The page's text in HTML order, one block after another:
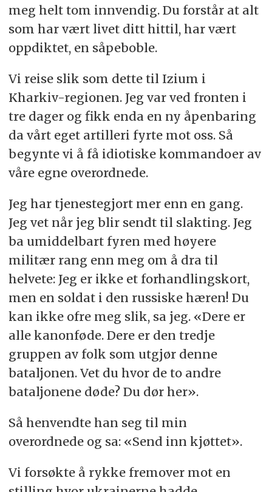
meg helt tom innvendig. Du forstår at alt
som har vært livet ditt hittil, har vært
oppdiktet, en såpeboble.
Vi reise slik som dette til Izium i
Kharkiv-regionen. Jeg var ved fronten i
tre dager og fikk enda en ny åpenbaring
da vårt eget artilleri fyrte mot oss. Så
begynte vi å få idiotiske kommandoer av
våre egne overordnede.
Jeg har tjenestegjort mer enn en gang.
Jeg vet når jeg blir sendt til slakting. Jeg
ba umiddelbart fyren med høyere
militær rang enn meg om å dra til
helvete: Jeg er ikke et forhandlingskort,
men en soldat i den russiske hæren! Du
kan ikke ofre meg slik, sa jeg. «Dere er
alle kanonføde. Dere er den tredje
gruppen av folk som utgjør denne
bataljonen. Vet du hvor de to andre
bataljonene døde? Du dør her».
Så henvendte han seg til min
overordnede og sa: «Send inn kjøttet».
Vi forsøkte å rykke fremover mot en